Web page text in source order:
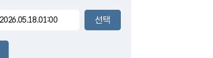
장호원